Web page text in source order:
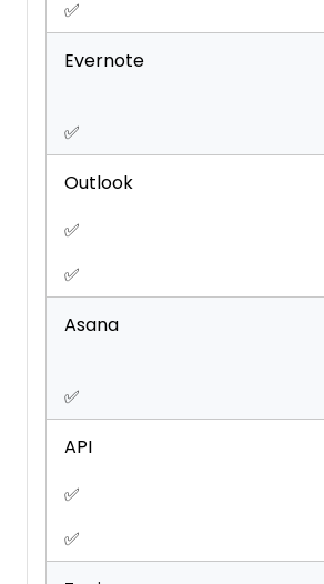
✅
Evernote
✅
Outlook
✅
✅
Asana
✅
API
✅
✅